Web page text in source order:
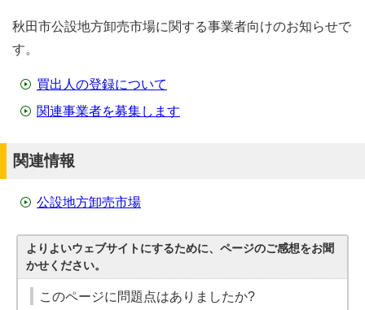
秋田市公設地方卸売市場に関する事業者向けのお知らせで
す。
買出人の登録について
関連事業者を募集します
関連情報
公設地方卸売市場
よりよいウェブサイトにするために、ページのご感想をお聞
かせください。
このページに問題点はありましたか?